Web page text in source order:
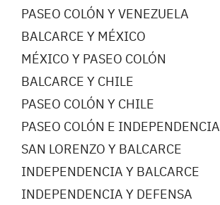
PASEO COLÓN Y VENEZUELA
BALCARCE Y MÉXICO
MÉXICO Y PASEO COLÓN
BALCARCE Y CHILE
PASEO COLÓN Y CHILE
PASEO COLÓN E INDEPENDENCIA
SAN LORENZO Y BALCARCE
INDEPENDENCIA Y BALCARCE
INDEPENDENCIA Y DEFENSA